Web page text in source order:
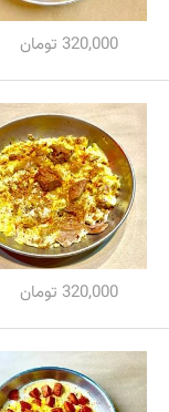
320,000 تومان
320,000 تومان